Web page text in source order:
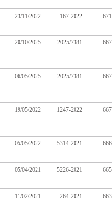
671
167-2022
23/11/2022
667
2025/7381
20/10/2025
667
2025/7381
06/05/2025
667
1247-2022
19/05/2022
666
5314-2021
05/05/2022
665
5226-2021
05/04/2021
663
264-2021
11/02/2021